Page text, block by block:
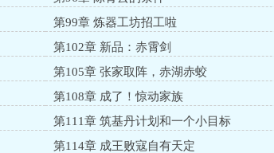
第99章 炼器工坊招工啦
第102章 新品：赤霄剑
第105章 张家取阵，赤湖赤蛟
第108章 成了！惊动家族
第111章 筑基丹计划和一个小目标
第114章 成王败寇自有天定